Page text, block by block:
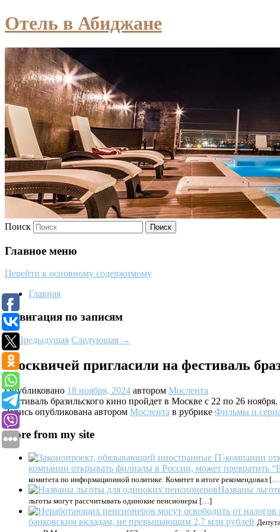
Отель в Абиджане
Поиск
Главное меню
Перейти к основному содержимому
Главная
Навигация по записям
←Предыдущая Следующая →
Москвичей пригласили на фестиваль
Опубликовано 18 ноября, 2024 автором Мослента
Фестиваль бразильского кино пройдет в Москве с 22 по 26 ноября.
Запись опубликована автором Мослента в рубрике Фильмы и
More from my site
компании открывать филиалы в России, может превратить
комитета по информационной политике. Комитет в итоге рекомендовал
Названы
льготы могут рассчитывать одинокие пенсионеры […]
банковским вкладам, не превышающим 2,7 млн рублей